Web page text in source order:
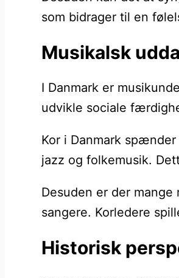
som bidrager til en
Musikalsk
I Danmark er
udvikle sociale
Kor i Danmark
jazz og folkemusik.
Desuden er der
sangere. Korledere
Historisk